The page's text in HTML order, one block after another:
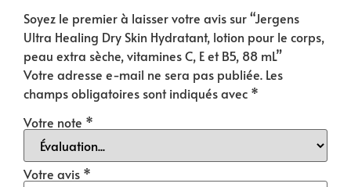
Soyez le premier à laisser votre avis sur “Jergens
Ultra Healing Dry Skin Hydratant, lotion pour le corps,
peau extra sèche, vitamines C, E et B5, 88 mL”
Votre adresse e-mail ne sera pas publiée. Les
champs obligatoires sont indiqués avec *
Votre note *
Votre avis *